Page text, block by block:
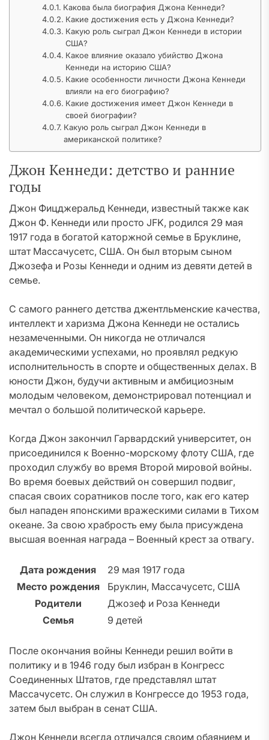
Какова была биография Джона Кеннеди?
Какие достижения есть у Джона Кеннеди?
Какую роль сыграл Джон Кеннеди в истории
США?
Какое влияние оказало убийство Джона
Кеннеди на историю США?
Какие особенности личности Джона Кеннеди
влияли на его биографию?
Какие достижения имеет Джон Кеннеди в
своей биографии?
Какую роль сыграл Джон Кеннеди в
американской политике?
Джон Кеннеди: детство и ранние
годы
Джон Фицджеральд Кеннеди, известный также как
Джон Ф. Кеннеди или просто JFK, родился 29 мая
1917 года в богатой каторжной семье в Бруклине,
штат Массачусетс, США. Он был вторым сыном
Джозефа и Розы Кеннеди и одним из девяти детей в
семье.
С самого раннего детства джентльменские качества,
интеллект и харизма Джона Кеннеди не остались
незамеченными. Он никогда не отличался
академическими успехами, но проявлял редкую
исполнительность в спорте и общественных делах. В
юности Джон, будучи активным и амбициозным
молодым человеком, демонстрировал потенциал и
мечтал о большой политической карьере.
Когда Джон закончил Гарвардский университет, он
присоединился к Военно-морскому флоту США, где
проходил службу во время Второй мировой войны.
Во время боевых действий он совершил подвиг,
спасая своих соратников после того, как его катер
был нападен японскими вражескими силами в Тихом
океане. За свою храбрость ему была присуждена
высшая военная награда – Военный крест за отвагу.
Дата рождения
29 мая 1917 года
Место рождения
Бруклин, Массачусетс, США
Родители
Джозеф и Роза Кеннеди
Семья
9 детей
После окончания войны Кеннеди решил войти в
политику и в 1946 году был избран в Конгресс
Соединенных Штатов, где представлял штат
Массачусетс. Он служил в Конгрессе до 1953 года,
затем был выбран в сенат США.
Джон Кеннеди всегда отличался своим обаянием и